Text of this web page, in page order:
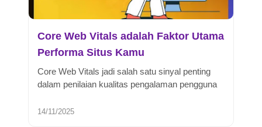
Core Web Vitals adalah Faktor Utama
Performa Situs Kamu
Core Web Vitals jadi salah satu sinyal penting
dalam penilaian kualitas pengalaman pengguna
14/11/2025